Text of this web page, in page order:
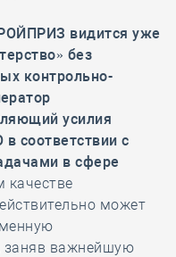
видится уже
без
контрольно-
усилия
соответствии с
в сфере
качестве
может
заняв важнейшую